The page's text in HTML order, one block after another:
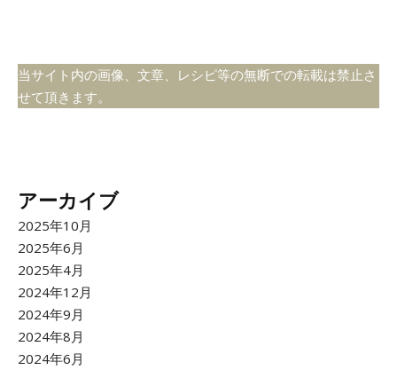
当サイト内の画像、文章、レシピ等の無断での転載は禁止さ
せて頂きます。
アーカイブ
2025年10月
2025年6月
2025年4月
2024年12月
2024年9月
2024年8月
2024年6月